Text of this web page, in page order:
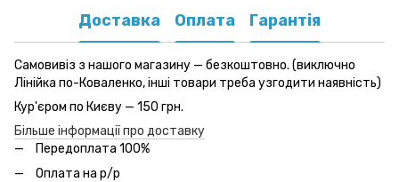
Доставка Оплата Гарантія
Самовивіз з нашого магазину — безкоштовно. (виключно
Лінійка по-Коваленко, інші товари треба узгодити наявність)
Кур'єром по Києву — 150 грн.
Більше інформації про доставку
Передоплата 100%
Оплата на р/р